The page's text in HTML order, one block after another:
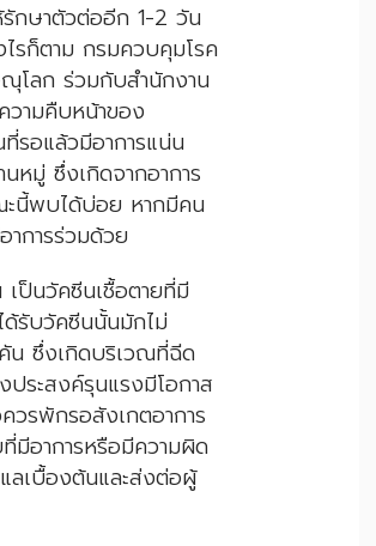
กษาตัวต่ออีก 1-2 วัน
รก็ตาม กรมควบคุมโรค
โลก ร่วมกับสำนักงาน
ามคืบหน้าของ
อแล้วมีอาการแน่น
หมู่ ซึ่งเกิดจากอาการ
นี้พบได้บ่อย หากมีคน
การร่วมด้วย
ป็นวัคซีนเชื้อตายที่มี
รับวัคซีนนั้นมักไม่
น ซึ่งเกิดบริเวณที่ฉีด
ระสงค์รุนแรงมีโอกาส
วรพักรอสังเกตอาการ
อาการหรือมีความผิด
ลเบื้องต้นและส่งต่อผู้